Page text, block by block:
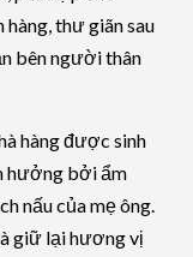
thư giãn sau
bên người thân
hàng được sinh
hưởng bởi ẩm
nấu của mẹ ông.
giữ lại hương vị